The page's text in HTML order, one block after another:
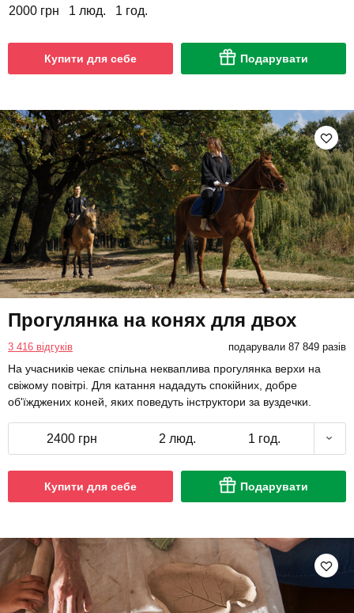
2000 грн 1 люд. 1 год.
Купити для себе Подарувати
Прогулянка на конях для двох
3 416 відгуків подарували 87 849 разів
На учасників чекає спільна некваплива прогулянка верхи на
свіжому повітрі. Для катання нададуть спокійних, добре
об'їжджених коней, яких поведуть інструктори за вуздечки.
2400 грн 2 люд. 1 год.
Купити для себе Подарувати